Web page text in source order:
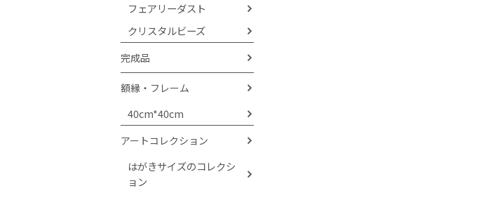
フェアリーダスト
クリスタルビーズ
完成品
額縁・フレーム
40cm*40cm
アートコレクション
はがきサイズのコレクシ
ョン